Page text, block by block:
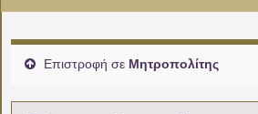
Επιστροφή σε Μητροπολίτης
02:00